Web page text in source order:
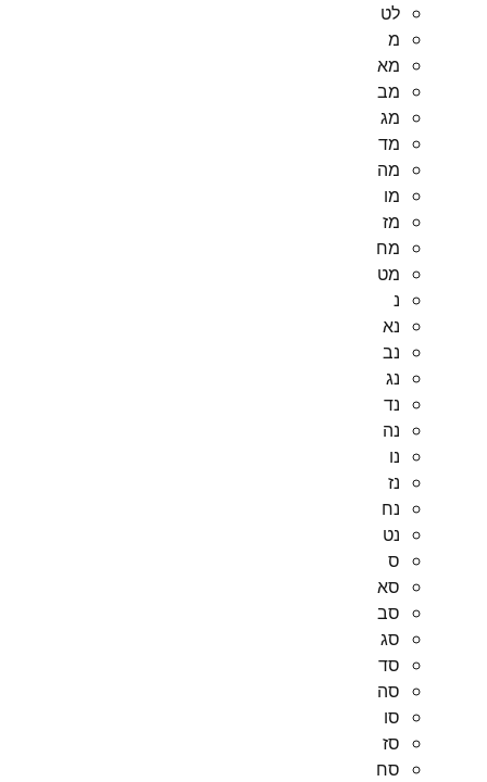
לט
מ
מא
מב
מג
מד
מה
מו
מז
מח
מט
נ
נא
נב
נג
נד
נה
נו
נז
נח
נט
ס
סא
סב
סג
סד
סה
סו
סז
סח